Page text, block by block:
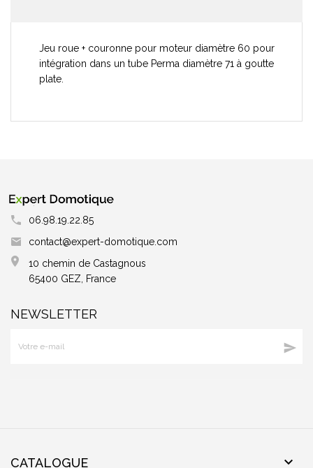
Jeu roue + couronne pour moteur diamètre 60 pour
intégration dans un tube Perma diamètre 71 à goutte
plate.
06.98.19.22.85
contact@expert-domotique.com
10 chemin de Castagnous
65400 GEZ, France
NEWSLETTER

CATALOGUE 